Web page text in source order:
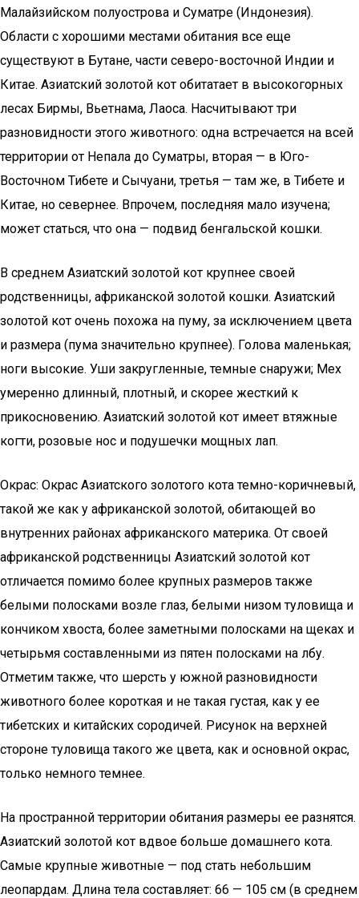
Малайзийском полуострова и Суматре (Индонезия).
Области с хорошими местами обитания все еще
существуют в Бутане, части северо-восточной Индии и
Китае. Азиатский золотой кот обитатает в высокогорных
лесах Бирмы, Вьетнама, Лаоса. Насчитывают три
разновидности этого животного: одна встречается на всей
территории от Непала до Суматры, вторая — в Юго-
Восточном Тибете и Сычуани, третья — там же, в Тибете и
Китае, но севернее. Впрочем, последняя мало изучена;
может статься, что она — подвид бенгальской кошки.
В среднем Азиатский золотой кот крупнее своей
родственницы, африканской золотой кошки. Азиатский
золотой кот очень похожа на пуму, за исключением цвета
и размера (пума значительно крупнее). Голова маленькая;
ноги высокие. Уши закругленные, темные снаружи; Мех
умеренно длинный, плотный, и скорее жесткий к
прикосновению. Азиатский золотой кот имеет втяжные
когти, розовые нос и подушечки мощных лап.
Окрас: Окрас Азиатского золотого кота темно-коричневый,
такой же как у африканской золотой, обитающей во
внутренних районах африканского материка. От своей
африканской родственницы Азиатский золотой кот
отличается помимо более крупных размеров также
белыми полосками возле глаз, белыми низом туловища и
кончиком хвоста, более заметными полосками на щеках и
четырьмя составленными из пятен полосками на лбу.
Отметим также, что шерсть у южной разновидности
животного более короткая и не такая густая, как у ее
тибетских и китайских сородичей. Рисунок на верхней
стороне туловища такого же цвета, как и основной окрас,
только немного темнее.
На пространной территории обитания размеры ее разнятся.
Азиатский золотой кот вдвое больше домашнего кота.
Самые крупные животные — под стать небольшим
леопардам. Длина тела составляет: 66 — 105 см (в среднем